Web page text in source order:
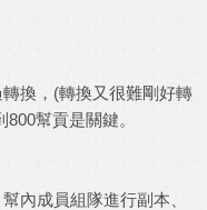
換，(轉換又很難剛好轉
幫貢是關鍵。
成員組隊進行副本、